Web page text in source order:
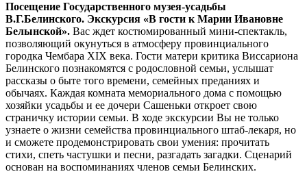
Посещение Государственного музея-усадьбы
В.Г.Белинского. Экскурсия «В гости к Марии Ивановне
Белынской». Вас ждет костюмированный мини-спектакль,
позволяющий окунуться в атмосферу провинциального
городка Чембара XIX века. Гости матери критика Виссариона
Белинского познакомятся с родословной семьи, услышат
рассказы о быте того времени, семейных преданиях и
обычаях. Каждая комната мемориального дома с помощью
хозяйки усадьбы и ее дочери Сашеньки откроет свою
страничку истории семьи. В ходе экскурсии Вы не только
узнаете о жизни семейства провинциального штаб-лекаря, но
и сможете продемонстрировать свои умения: прочитать
стихи, спеть частушки и песни, разгадать загадки. Сценарий
основан на воспоминаниях членов семьи Белинских.